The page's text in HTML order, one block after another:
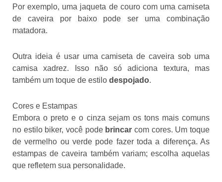
Por exemplo, uma jaqueta de couro com uma camiseta
de caveira por baixo pode ser uma combinação
matadora.
Outra ideia é usar uma camiseta de caveira sob uma
camisa xadrez. Isso não só adiciona textura, mas
também um toque de estilo despojado.
Cores e Estampas
Embora o preto e o cinza sejam os tons mais comuns
no estilo biker, você pode brincar com cores. Um toque
de vermelho ou verde pode fazer toda a diferença. As
estampas de caveira também variam; escolha aquelas
que refletem sua personalidade.